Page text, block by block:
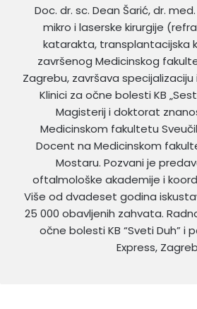
Doc. dr. sc. Dean Šarić, dr.
mikro i laserske kirurgije
katarakta, transplantacijska
završenog Medicinskog
Zagrebu, završava
Klinici za očne bolesti KB
Magisterij i doktorat
Medicinskom fakultetu
Docent na Medicinskom
Mostaru. Pozvani je
oftalmološke akademije i
Više od dvadeset godina
25 000 obavljenih zahvata.
očne bolesti KB “Sveti Duh” i
Express,